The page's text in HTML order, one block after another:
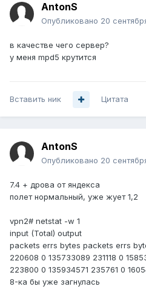
AntonS
Опубликовано 20
в качестве чего сервер?
у меня mpd5 крутится
Вставить ник Цитата
AntonS
Опубликовано 20
7.4 + дрова от яндекса
полет нормальный, уже жует 1,2
vpn2# netstat -w 1
input (Total) output
packets errs bytes packets errs
220608 0 135733089 231118 0
223800 0 135934571 235761 0
8-ка бы уже загнулась